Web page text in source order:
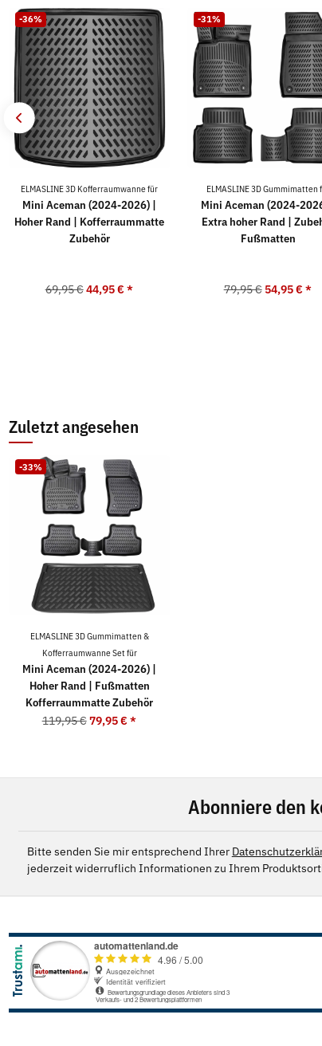
-36%
ELMASLINE 3D Kofferraumwanne für
Mini Aceman (2024-2026) |
Hoher Rand | Kofferraummatte
Zubehör
69,95 € 44,95 €*
-31%
ELMASLINE 3D Gummimatten
Mini Aceman (2024-
Extra hoher Rand |
Fußmatten
79,95 € 54,95 €*
Zuletzt angesehen
-33%
ELMASLINE 3D Gummimatten &
Kofferraumwanne Set für
Mini Aceman (2024-2026) |
Hoher Rand | Fußmatten
Kofferraummatte Zubehör
119,95 € 79,95 €*
Abonniere den
Bitte senden Sie mir entsprechend Ihrer
jederzeit widerruflich Informationen zu Ihrem